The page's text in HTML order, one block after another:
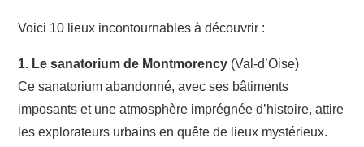
Voici 10 lieux incontournables à découvrir :
1. Le sanatorium de Montmorency (Val-d’Oise)
Ce sanatorium abandonné, avec ses bâtiments
imposants et une atmosphère imprégnée d’histoire, attire
les explorateurs urbains en quête de lieux mystérieux.